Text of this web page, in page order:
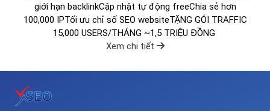
giới hạn backlinkCập nhật tự động freeChia sẻ hơn
100,000 IPTối ưu chỉ số SEO websiteTẶNG GÓI TRAFFIC
15,000 USERS/THÁNG ~1,5 TRIỆU ĐỒNG
Xem chi tiết